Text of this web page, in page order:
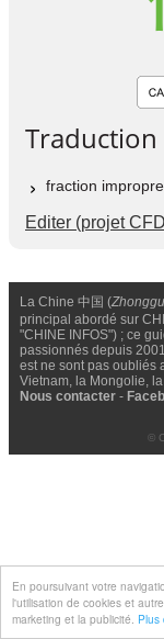
En poursuivant votre
l'utilisation de cookies et
marketing et la publicité. Plus
Traduction
fraction impropre
Editer (projet
La Chine 中国 (
principal abordé sur
"CHINE INFOS") ; ce
passionnés depuis
est ne sont pas oubliés
Vietnam, la Mongolie,
Nous contacter -
©